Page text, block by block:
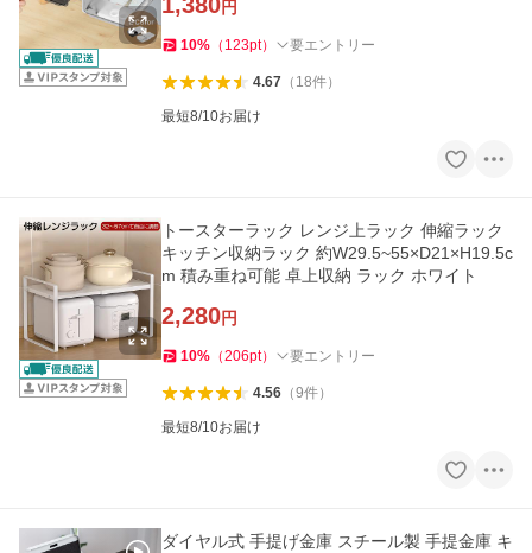
円
10% （ 123pt） 要エントリー
4.67（ 18件）
最短8/10お届け
トースターラック レンジ上ラック 伸縮ラック
キッチン収納ラック 約W29.5~55×D21×H19.5c
m 積み重ね可能 卓上収納 ラック ホワイト
2,280円
10% （206pt） 要エントリー
4.56（9件）
最短8/10お届け
ダイヤル式 手提げ金庫 スチール製 手提金庫 キ